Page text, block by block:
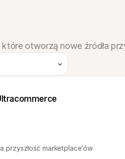
otworzą nowe źródła
przyszłość marketplace’ów